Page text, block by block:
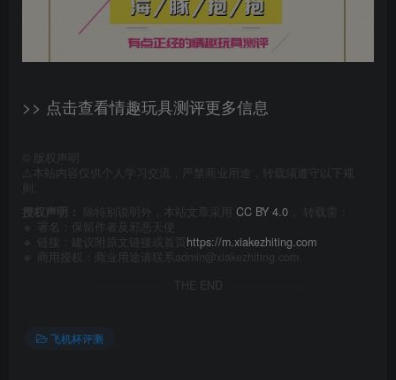
>> 点击查看情趣玩具测评更多信息
版权声明
⚠️本站内容仅供个人学习交流，严禁商业用途，转载须遵守以下规
授权声明：
除特别说明外，本站文章采用 CC BY 4.0 ， 转载需：
🔹 署名：保留作者及 邪恶天使
🔹 链接：建议附原文链接或首页 https://m.xiakezhiting.com
🔹 商用授权：商业用途请联系admin@xiakezhiting.com
THE END
飞机杯评测